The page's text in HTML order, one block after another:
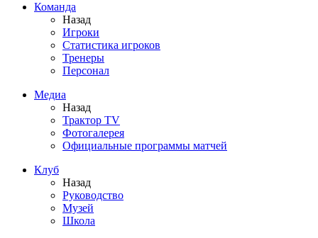
Команда
Назад
Игроки
Статистика игроков
Тренеры
Персонал
Медиа
Назад
Трактор TV
Фотогалерея
Официальные программы матчей
Клуб
Назад
Руководство
Музей
Школа